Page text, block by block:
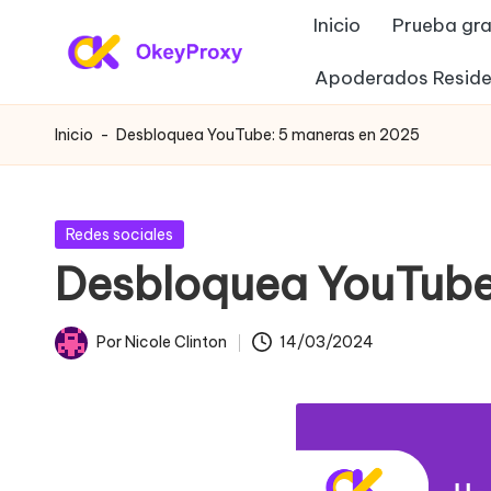
P
r
xi
e
s
potentes
proxies
HTTP(S)/SOCKS5,
sobre
proxies
gratuitos
Inicio Prueba
Apoderados
Inicio - Desbloquea YouTube: 5 maneras en 2025
Publicada
Redes sociales
Desbloquea
Publicado
Por Nicole Clinton 14/03/2024